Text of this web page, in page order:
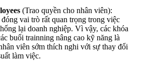
(Trao quyền cho nhân viên):
vai trò rất quan trọng trong việc
lại doanh nghiệp. Vì vậy, các khóa
buổi trainning nâng cao kỹ năng là
viên sớm thích nghi với sự thay đổi
làm việc.